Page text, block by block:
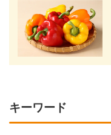
キーワード